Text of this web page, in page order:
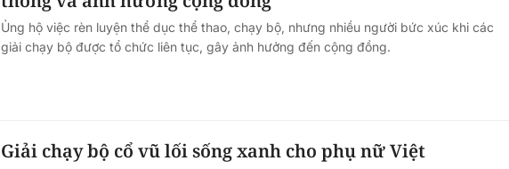
Ủng hộ việc rèn luyện thể dục thể thao, chạy bộ, nhưng nhiều người bức xúc khi các
giải chạy bộ được tổ chức liên tục, gây ảnh hưởng đến cộng đồng.
Giải chạy bộ cổ vũ lối sống xanh cho phụ nữ Việt